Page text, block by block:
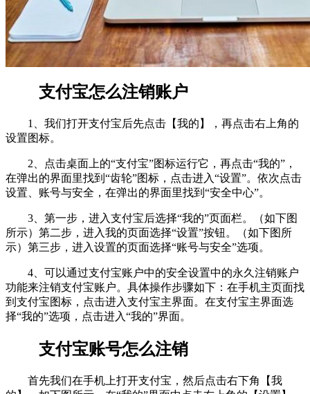
支付宝怎么注销账户
1、我们打开支付宝后先点击【我的】，再点击右上角的
设置图标。
2、点击桌面上的“支付宝”图标运行它，再点击“我的”，
在弹出的界面里找到“齿轮”图标，点击进入“设置”。依次点击
设置、账号与安全，在弹出的界面里找到“安全中心”。
3、第一步，进入支付宝后选择“我的”页面栏。（如下图
所示）第二步，进入我的页面选择“设置”按钮。（如下图所
示）第三步，进入设置的页面选择“账号与安全”选项。
4、可以通过支付宝账户中的安全设置中的永久注销账户
功能来注销支付宝账户。具体操作步骤如下：在手机主页面找
到支付宝图标，点击进入支付宝主界面。在支付宝主界面选
择“我的”选项，点击进入“我的”界面。
支付宝账号怎么注销
首先我们在手机上打开支付宝，然后点击右下角【我